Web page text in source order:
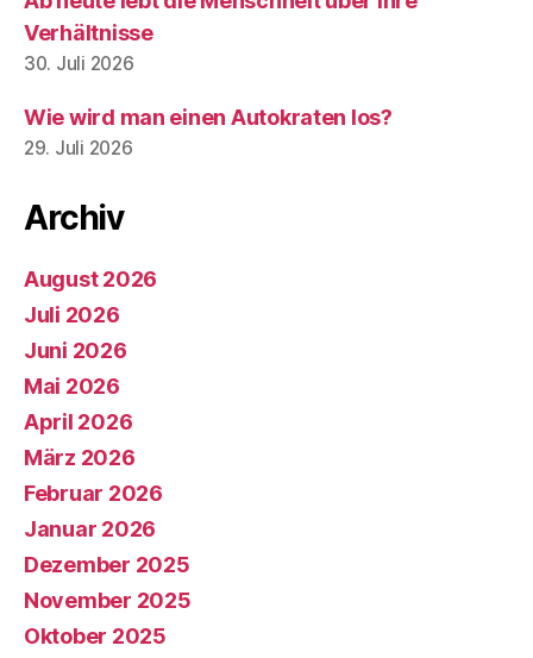
Verhältnisse
30. Juli 2026
Wie wird man einen Autokraten los?
29. Juli 2026
Archiv
August 2026
Juli 2026
Juni 2026
Mai 2026
April 2026
März 2026
Februar 2026
Januar 2026
Dezember 2025
November 2025
Oktober 2025